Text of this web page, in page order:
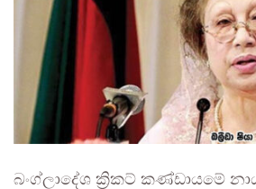
බංග්ලාදේශ ක්‍රිකට් කණ්ඩායමේ